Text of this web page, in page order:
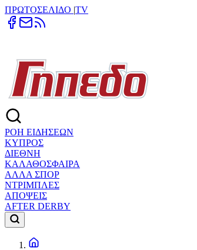
ΠΡΩΤΟΣΕΛΙΔΟ |TV
ΡΟΗ ΕΙΔΗΣΕΩΝ
ΚΥΠΡΟΣ
ΔΙΕΘΝΗ
ΚΑΛΑΘΟΣΦΑΙΡΑ
ΑΛΛΑ ΣΠΟΡ
ΝΤΡΙΜΠΛΕΣ
ΑΠΟΨΕΙΣ
AFTER DERBY